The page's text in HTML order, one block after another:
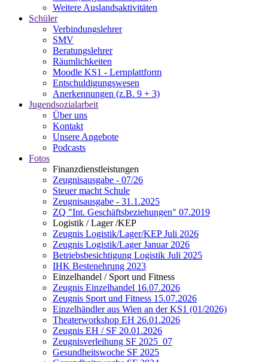
Weitere Auslandsaktivitäten
Schüler
Verbindungslehrer
SMV
Beratungslehrer
Räumlichkeiten
Moodle KS1 - Lernplattform
Entschuldigungswesen
Anerkennungen (z.B. 9 + 3)
Jugendsozialarbeit
Über uns
Kontakt
Unsere Angebote
Podcasts
Fotos
Finanzdienstleistungen
Zeugnisausgabe - 07/26
Steuer macht Schule
Zeugnisausgabe - 31.1.2025
ZQ "Int. Geschäftsbeziehungen" 07.2019
Logistik / Lager /KEP
Zeugnis Logistik/Lager/KEP Juli 2026
Zeugnis Logistik/Lager Januar 2026
Betriebsbesichtigung Logistik Juli 2025
IHK Bestenehrung 2023
Einzelhandel / Sport und Fitness
Zeugnis Einzelhandel 16.07.2026
Zeugnis Sport und Fitness 15.07.2026
Einzelhändler aus Wien an der KS1 (01/2026)
Theaterworkshop EH 26.01.2026
Zeugnis EH / SF 20.01.2026
Zeugnisverleihung SF 2025_07
Gesundheitswoche SF 2025